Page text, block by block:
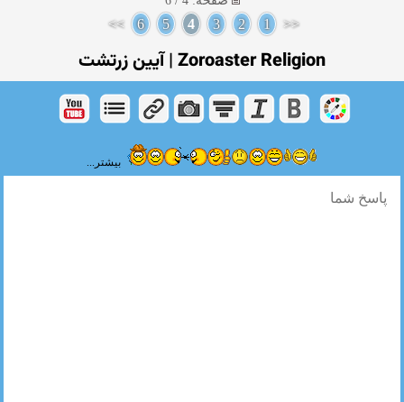
<<
1
2
3
4
5
6
>>
Zoroaster Religion | آیین زرتشت
بیشتر...